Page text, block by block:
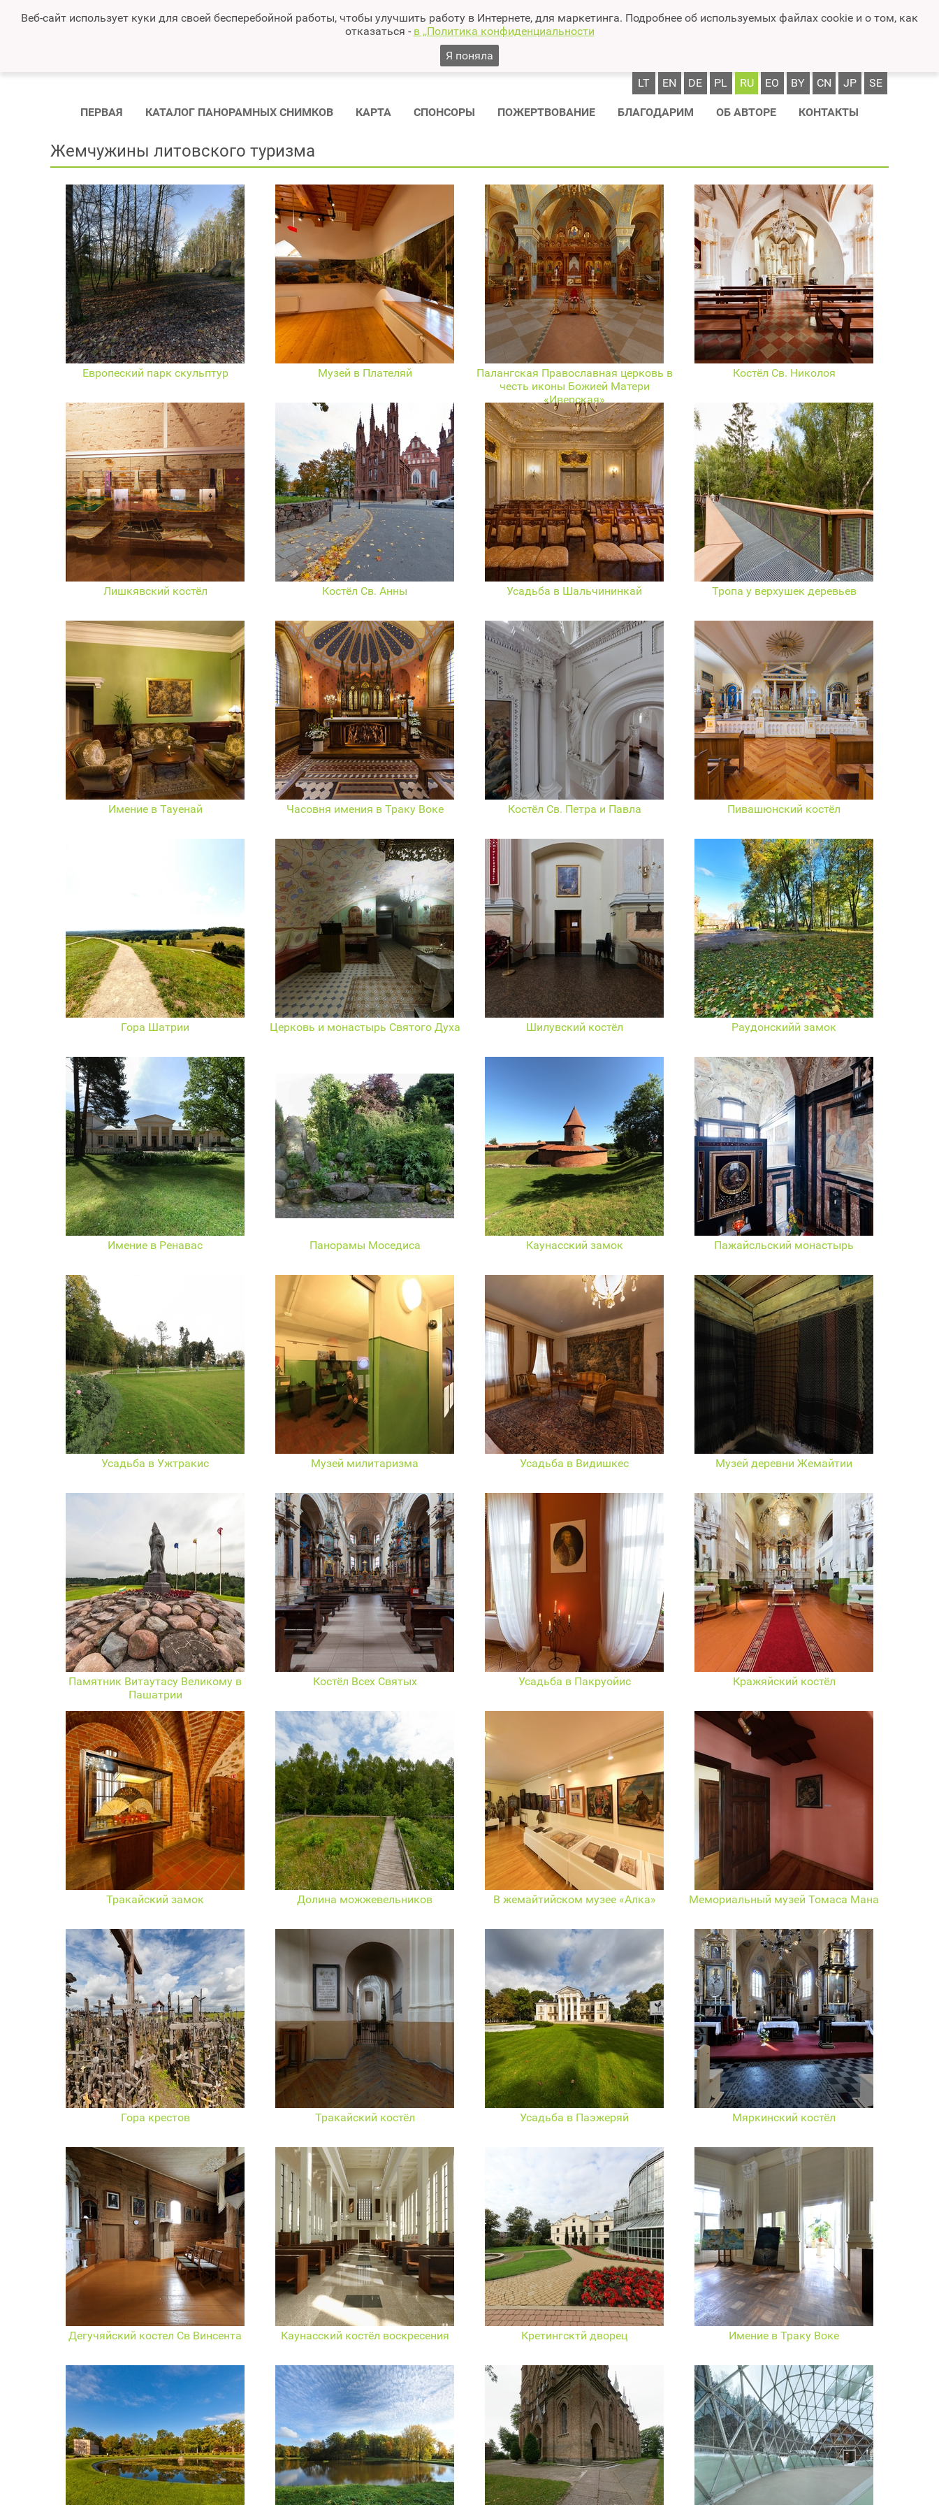
Веб-сайт использует куки для своей бесперебойной работы, чтобы улучшить работу в Интернете, для маркетинга. Подробнее об используемых файлах cookie и о том, как
отказаться - в ,,Политика конфиденциальности
Я поняла
LT EN DE PL RU EO BY CN JP SE
ПЕРВАЯ КАТАЛОГ ПАНОРАМНЫХ СНИМКОВ КАРТА СПОНСОРЫ ПОЖЕРТВОВАНИЕ БЛАГОДАРИМ ОБ АВТОРЕ КОНТАКТЫ
Жемчужины литовского туризма
Европеский парк скульптур Музей в Плателяй
Палангская Православная церковь в
честь иконы Божией Матери
«Иверская»
Костёл Св. Николоя
Лишкявский костёл Костёл Св. Анны Усадьба в Шальчининкай Тропа у верхушек деревьев
Имение в Тауенай Часовня имения в Траку Воке Костёл Св. Петра и Павла Пивашюнский костёл
Гора Шатрии Церковь и монастырь Святого Духа Шилувский костёл Раудонскийй замок
Имение в Ренавас Панорамы Моседиса Каунасский замок Пажайсльский монастырь
Усадьба в Ужтракис Музей милитаризма Усадьба в Видишкес Музей деревни Жемайтии
Памятник Витаутасу Великому в
Пашатрии
Костёл Всех Святых Усадьба в Пакруойис Кражяйский костёл
Тракайский замок Долина можжевельников В жемайтийском музее «Алка» Мемориальный музей Томаса Мана
Гора крестов Тракайский костёл Усадьба в Паэжеряй Мяркинский костёл
Дегучяйский костел Cв Винсентa Каунасский костёл воскресения Кретингсктй дворец Имение в Траку Воке